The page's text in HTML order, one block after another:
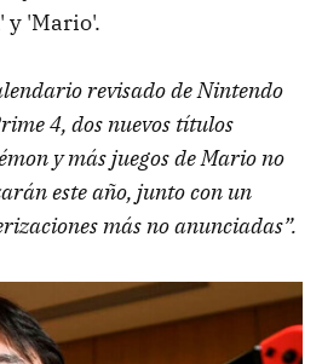
y 'Mario'.
revisado de Nintendo
4, dos nuevos títulos
y más juegos de Mario no
este año, junto con un
más no anunciadas”.